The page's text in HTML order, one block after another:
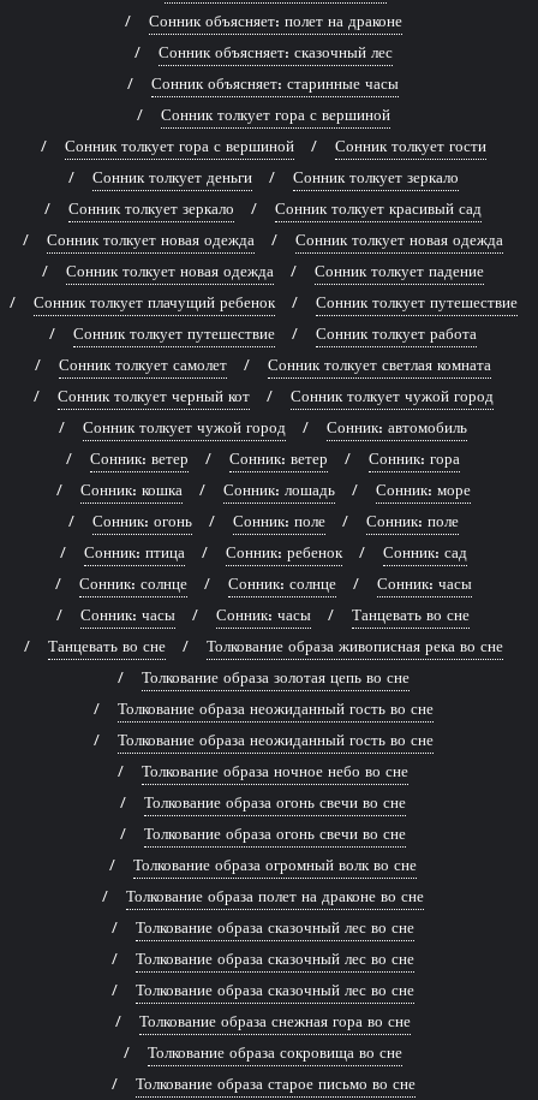
Сонник объясняет: полет на драконе
Сонник объясняет: сказочный лес
Сонник объясняет: старинные часы
Сонник толкует гора с вершиной
Сонник толкует гора с вершиной
Сонник толкует гости
Сонник толкует деньги
Сонник толкует зеркало
Сонник толкует зеркало
Сонник толкует красивый сад
Сонник толкует новая одежда
Сонник толкует новая одежда
Сонник толкует новая одежда
Сонник толкует падение
Сонник толкует плачущий ребенок
Сонник толкует путешествие
Сонник толкует путешествие
Сонник толкует работа
Сонник толкует самолет
Сонник толкует светлая комната
Сонник толкует черный кот
Сонник толкует чужой город
Сонник толкует чужой город
Сонник: автомобиль
Сонник: ветер
Сонник: ветер
Сонник: гора
Сонник: кошка
Сонник: лошадь
Сонник: море
Сонник: огонь
Сонник: поле
Сонник: поле
Сонник: птица
Сонник: ребенок
Сонник: сад
Сонник: солнце
Сонник: солнце
Сонник: часы
Сонник: часы
Сонник: часы
Танцевать во сне
Танцевать во сне
Толкование образа живописная река во сне
Толкование образа золотая цепь во сне
Толкование образа неожиданный гость во сне
Толкование образа неожиданный гость во сне
Толкование образа ночное небо во сне
Толкование образа огонь свечи во сне
Толкование образа огонь свечи во сне
Толкование образа огромный волк во сне
Толкование образа полет на драконе во сне
Толкование образа сказочный лес во сне
Толкование образа сказочный лес во сне
Толкование образа сказочный лес во сне
Толкование образа снежная гора во сне
Толкование образа сокровища во сне
Толкование образа старое письмо во сне